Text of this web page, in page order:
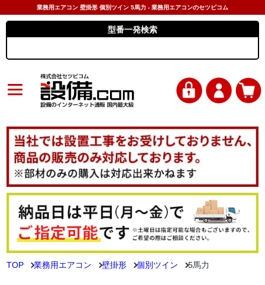
業務用エアコン 壁掛形 個別ツイン 5馬力 - 業務用エアコンのセツビコム
型番一発検索
TOP 業務用エアコン 壁掛形 個別ツイン 5馬力